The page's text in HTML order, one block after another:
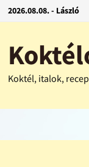
2026.08.08. - László
Koktél, italok,